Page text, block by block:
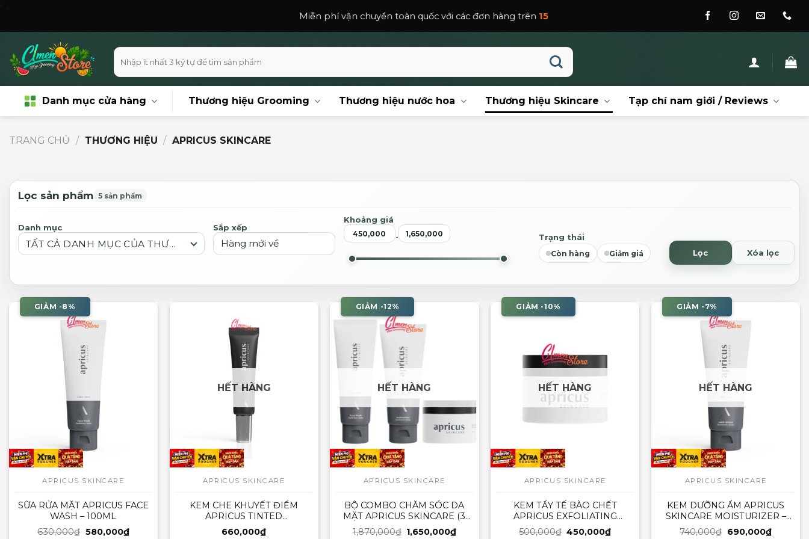
Miễn phí vận chuyển toàn quốc với các đơn hàng trên150,000 ₫.
Tìm
kiếm:
Danh mục cửa hàng Thương hiệu Grooming Thương hiệu nước hoa Thương hiệu Skincare Tạp chí nam giới / Reviews
TRANG CHỦ / THƯƠNG HIỆU / APRICUS SKINCARE
Lọc sản phẩm 5 sản phẩm
Danh mục
TẤT CẢ DANH MỤC CỦA THƯƠNG HIỆU
Sắp xếp
Khoảng giá
- Trạng thái
Còn hàng Giảm giá Lọc Xóa lọc
GIẢM -8%
APRICUS SKINCARE
SỮA RỬA MẶT APRICUS FACE
WASH – 100ML
630,000₫ Giá
580,000₫Giá
HẾT HÀNG
APRICUS SKINCARE
KEM CHE KHUYẾT ĐIỂM
APRICUS TINTED
MOISTURIZER – 20ML
660,000₫
GIẢM -12%
HẾT HÀNG
APRICUS SKINCARE
BỘ COMBO CHĂM SÓC DA
MẶT APRICUS SKINCARE (3
MÓN)
1,870,000₫ Giá
1,650,000₫Giá
GIẢM -10%
HẾT HÀNG
APRICUS SKINCARE
KEM TẨY TẾ BÀO CHẾT
APRICUS EXFOLIATING
SCRUB – 26ML
500,000₫ Giá
450,000₫Giá
GIẢM -7%
HẾT HÀNG
APRICUS SKINCARE
KEM DƯỠNG ẨM APRICUS
SKINCARE MOISTURIZER –
90ML
740,000₫ Giá
690,000₫Giá